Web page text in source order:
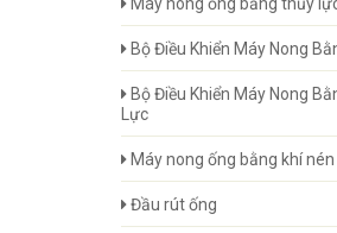
Bộ Điều Khiển Máy Nong
Bộ Điều Khiển Máy Nong
Lực
Máy nong ống bằng khí nén
Đầu rút ống